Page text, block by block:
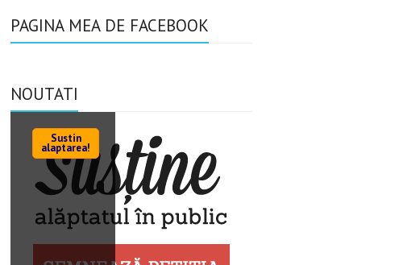
PAGINA MEA DE FACEBOOK
NOUTATI
Sustin
alaptarea!